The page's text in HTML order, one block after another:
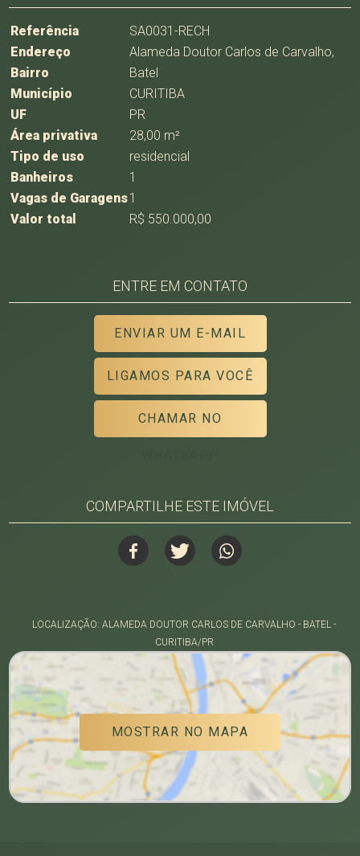
Referência
SA0031-RECH
Endereço
Alameda Doutor Carlos de Carvalho,
Bairro
Batel
Município
CURITIBA
UF
PR
Área privativa
28,00 m²
Tipo de uso
residencial
Banheiros
1
Vagas de Garagens1
Valor total
R$ 550.000,00
ENTRE EM CONTATO
ENVIAR UM E-MAIL
LIGAMOS PARA VOCÊ
CHAMAR NO
COMPARTILHE ESTE IMÓVEL
LOCALIZAÇÃO: ALAMEDA DOUTOR CARLOS DE CARVALHO - BATEL -
CURITIBA/PR
MOSTRAR NO MAPA